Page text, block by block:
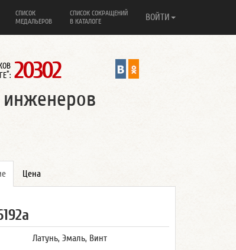
СПИСОК
МЕДАЛЬЕРОВ
СПИСОК СОКРАЩЕНИЙ
В КАТАЛОГЕ
ВОЙТИ
*: 20302
инженеров
Цена
Латунь, Эмаль, Винт